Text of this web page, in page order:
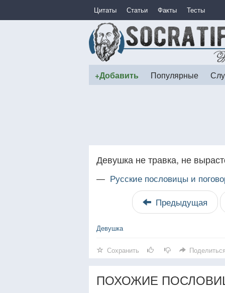
Цитаты Статьи Факты Тесты
+Добавить Популярные
Девушка не травка, не
— Русские пословицы и
Предыдущая
Девушка
Сохранить Поделиться
ПОХОЖИЕ